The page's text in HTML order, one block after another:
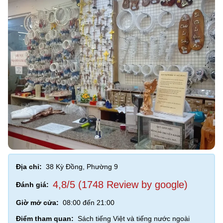
Địa chỉ: 38 Kỳ Đồng, Phường 9
Đánh giá: 4,8/5 (1748 Review by google)
Giờ mở cửa: 08:00 đến 21:00
Điểm tham quan: Sách tiếng Việt và tiếng nước ngoài